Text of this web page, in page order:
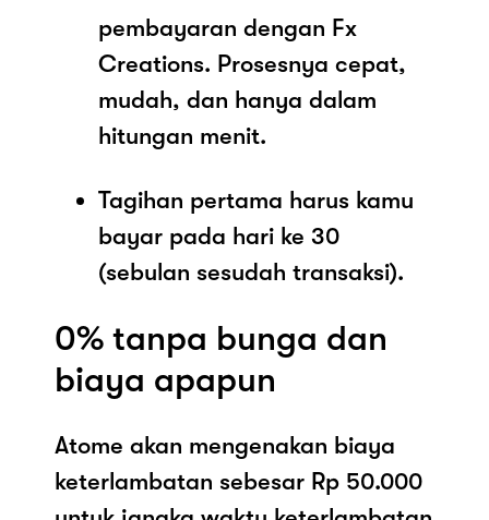
pembayaran dengan Fx
Creations. Prosesnya cepat,
mudah, dan hanya dalam
hitungan menit.
Tagihan pertama harus kamu
bayar pada hari ke 30
(sebulan sesudah transaksi).
0% tanpa bunga dan
biaya apapun
Atome akan mengenakan biaya
keterlambatan sebesar Rp 50.000